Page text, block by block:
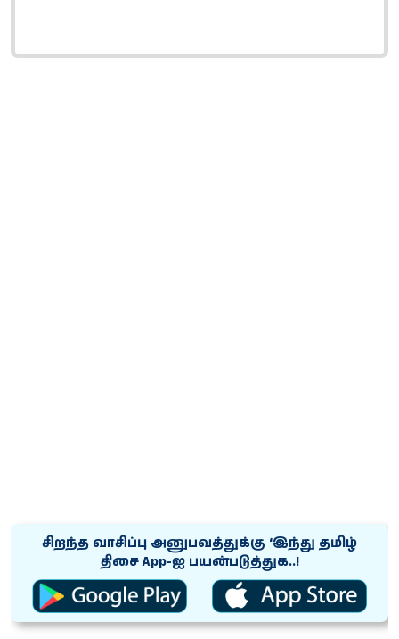
சிறந்த வாசிப்பு அனுபவத்துக்கு ‘இந்து தமிழ்
திசை App-ஐ பயன்படுத்துக..!